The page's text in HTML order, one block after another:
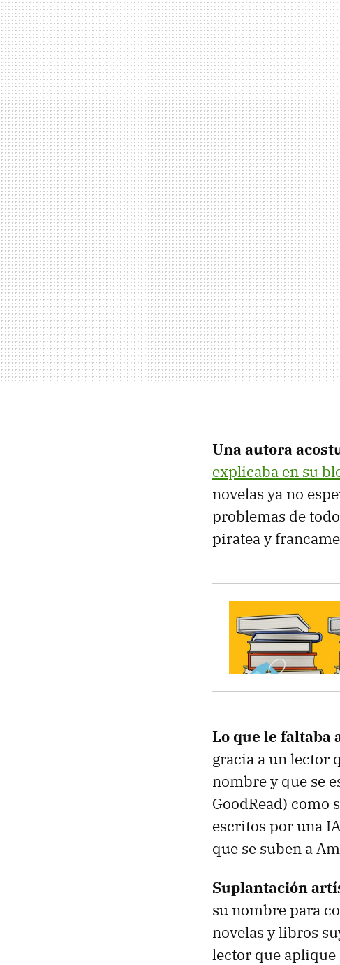
Una autora
explicaba en su
novelas ya no
problemas de
piratea y
Lo que le faltaba
gracia a un lector
nombre y que se
GoodRead) como
escritos por una
que se suben a
Suplantación
su nombre para
novelas y libros
lector que aplique